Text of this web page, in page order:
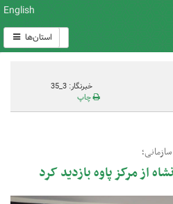
English
استان‌ها
خبرنگار: 3_35
چاپ
از مرکز پاوه بازدید کرد